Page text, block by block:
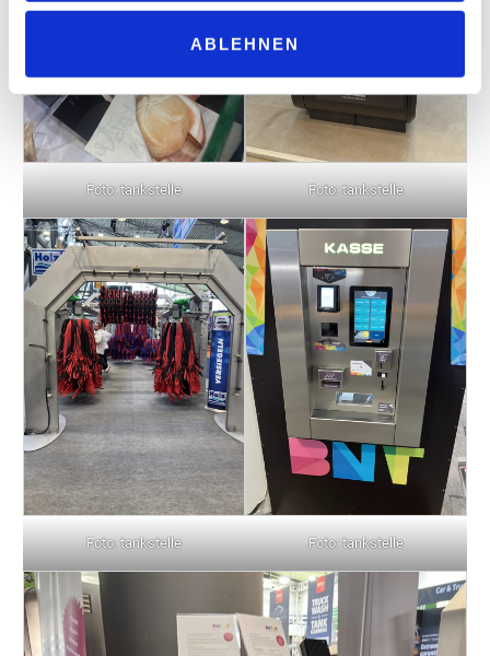
ABLEHNEN
Foto: tankstelle Foto: tankstelle
Foto: tankstelle Foto: tankstelle